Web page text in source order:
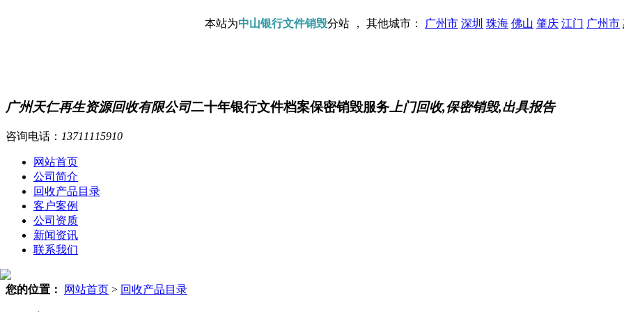
本站为中山银行文件销毁分站 ， 其他城市： 广州市 深圳 珠海 佛山 肇庆 江门 广州市
广州天仁再生资源回收有限公司二十年银行文件档案保密销毁服务 上门回收,保密销毁,出具报告
咨询电话： 13711115910
网站首页
公司简介
回收产品目录
客户案例
公司资质
新闻资讯
联系我们
您的位置： 网站首页 > 回收产品目录